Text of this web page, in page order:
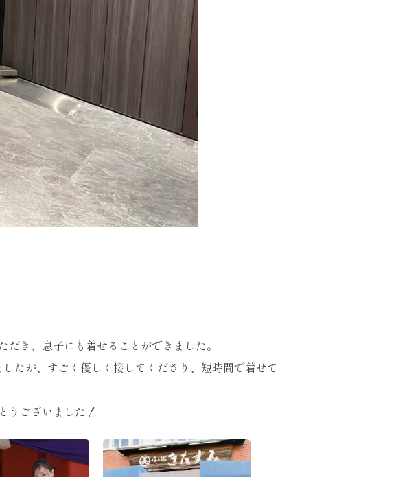
き、息子にも着せることができました。
たが、すごく優しく接してくださり、短時間で着せて
うございました！